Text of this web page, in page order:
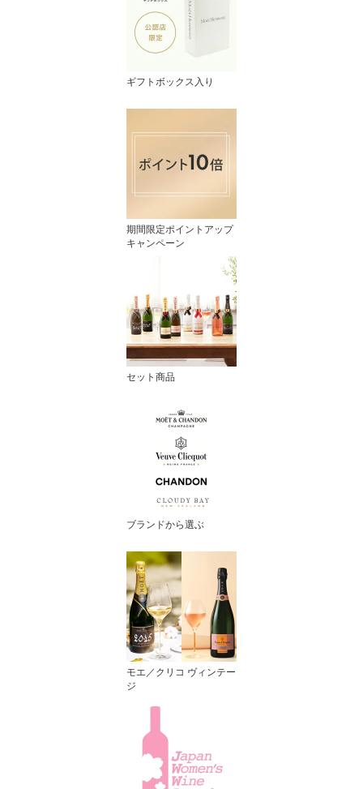
ギフトボックス入り
期間限定ポイントアップ
キャンペーン
セット商品
ブランドから選ぶ
モエ／クリコ ヴィンテー
ジ